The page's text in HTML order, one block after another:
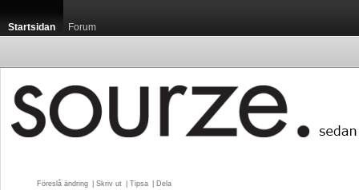
Startsidan Forum
Föreslå ändring Skriv ut Tipsa Dela